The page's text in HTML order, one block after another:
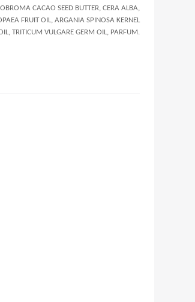
CACAO SEED BUTTER, CERA ALBA,
FRUIT OIL, ARGANIA SPINOSA KERNEL
TRITICUM VULGARE GERM OIL, PARFUM.